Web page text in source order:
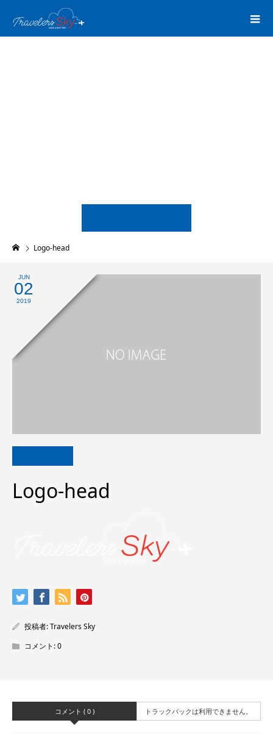
Logo-head
JUN
02
2019
Logo-head
投稿者:Travelers Sky
コメント:0
コメント ( 0 ) トラックバックは利用できません。